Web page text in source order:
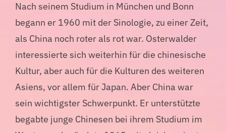
Nach seinem Studium in München und Bonn
begann er 1960 mit der Sinologie, zu einer Zeit,
als China noch roter als rot war. Osterwalder
interessierte sich weiterhin für die chinesische
Kultur, aber auch für die Kulturen des weiteren
Asiens, vor allem für Japan. Aber China war
sein wichtigster Schwerpunkt. Er unterstützte
begabte junge Chinesen bei ihrem Studium im